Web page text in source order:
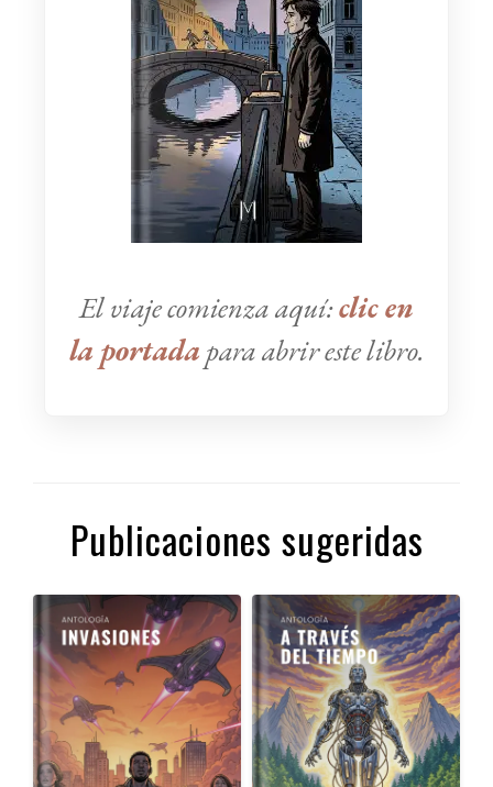
El viaje comienza aquí:clic en
la portada para abrir este libro.
Publicaciones sugeridas